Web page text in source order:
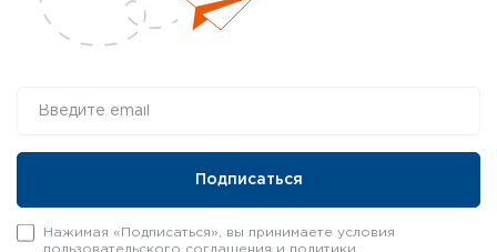
Нажимая «Подписаться», вы принимаете условия
пользовательского соглашения и политики